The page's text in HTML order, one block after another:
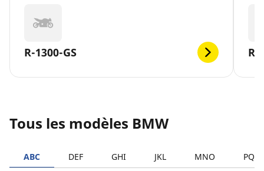
R-1300-GS R-
Tous les modèles BMW
ABC DEF GHI JKL MNO PQRS